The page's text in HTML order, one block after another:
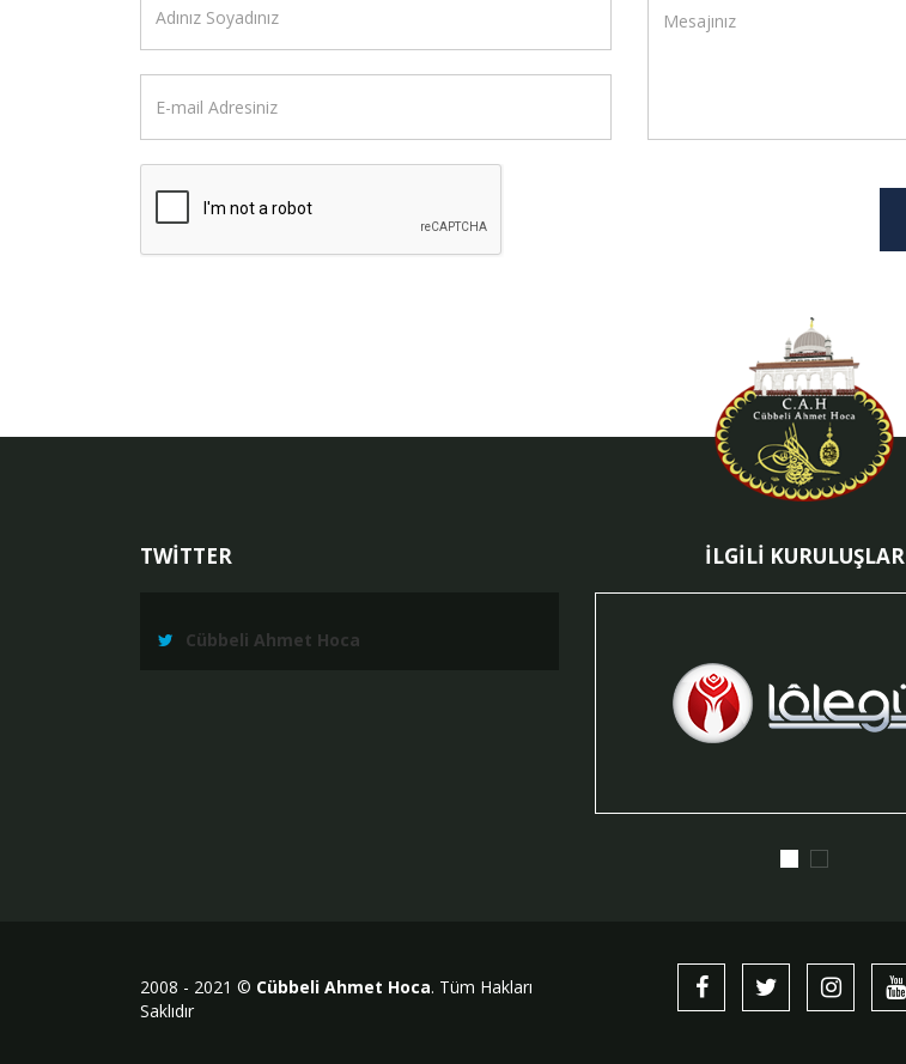
TWİTTER
Cübbeli Ahmet Hoca
İLGİLİ KURULUŞLAR
2008 - 2021 © Cübbeli Ahmet Hoca. Tüm Hakları
Saklıdır